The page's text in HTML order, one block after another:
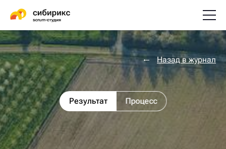
Назад в журнал
Результат Процесс